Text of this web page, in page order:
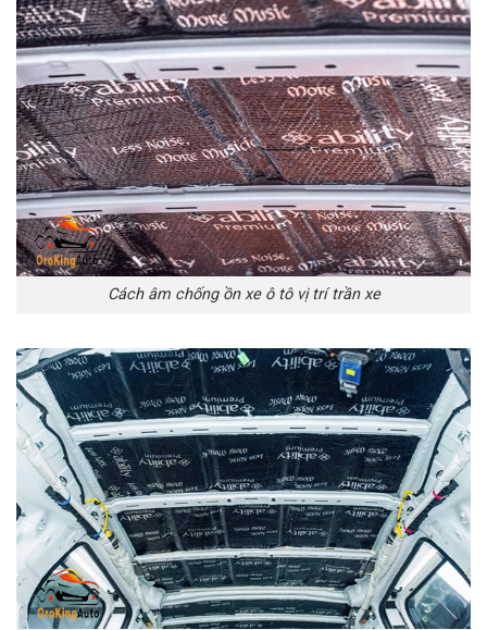
Cách âm chống ồn xe ô tô vị trí trần xe